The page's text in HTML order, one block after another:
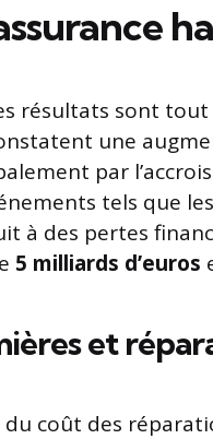
résultats sont
une
par
tels que les
à des pertes
5 milliards d’euros
et
coût des